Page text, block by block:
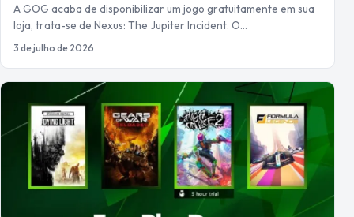
A GOG acaba de disponibilizar um jogo gratuitamente em sua
loja, trata-se de Nexus: The Jupiter Incident. O…
3 de julho de 2026